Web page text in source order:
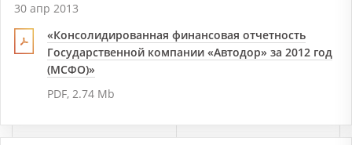
30 апр 2013
«Консолидированная финансовая отчетность
Государственной компании «Автодор» за 2012 год
(МСФО)»
PDF, 2.74 Mb